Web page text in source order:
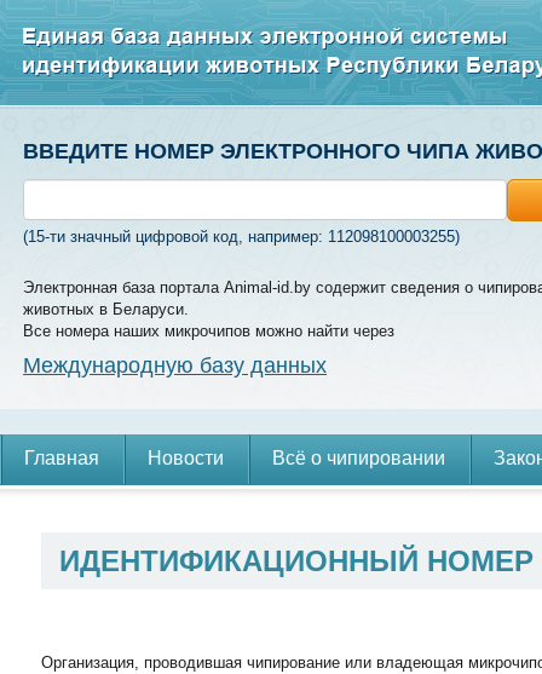
ВВЕДИТЕ НОМЕР ЭЛЕКТРОННОГО ЧИПА
(15-ти значный цифровой код, например: 112098100003255)
Электронная база портала Animal-id.by содержит сведения о
животных в Беларуси.
Все номера наших микрочипов можно найти через
Международную базу данных
Главная Новости Всё о чипировании
ИДЕНТИФИКАЦИОННЫЙ
Организация, проводившая чипирование или владеющая